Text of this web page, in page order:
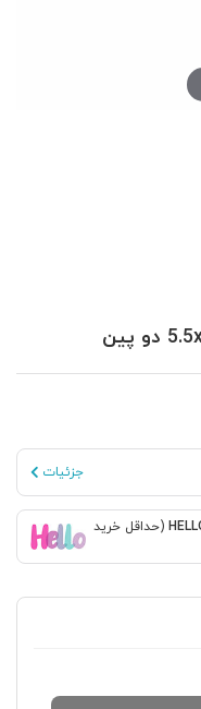
جزئیات
(حداقل خرید